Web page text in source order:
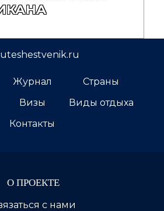
Журнал
Страны
Визы
Виды отдыха
Контакты
О ПРОЕКТЕ
с нами